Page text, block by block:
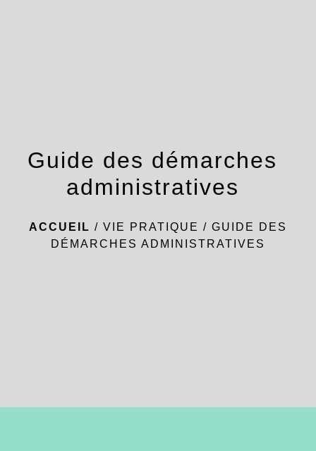
Guide des démarches
administratives
ACCUEIL / VIE PRATIQUE / GUIDE DES
DÉMARCHES ADMINISTRATIVES